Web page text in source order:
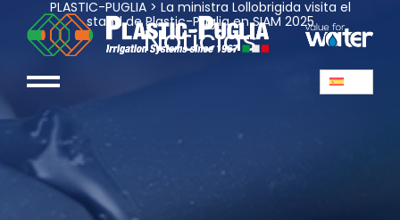
PLASTIC-PUGLIA> La ministra Lollobrigida visita el
stand de Plastic-Puglia en SIAM 2025
Noticias